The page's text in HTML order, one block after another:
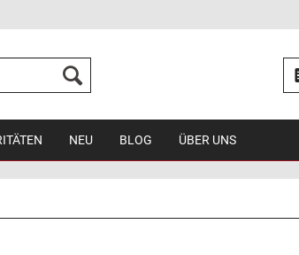
NEU BLOG ÜBER UNS